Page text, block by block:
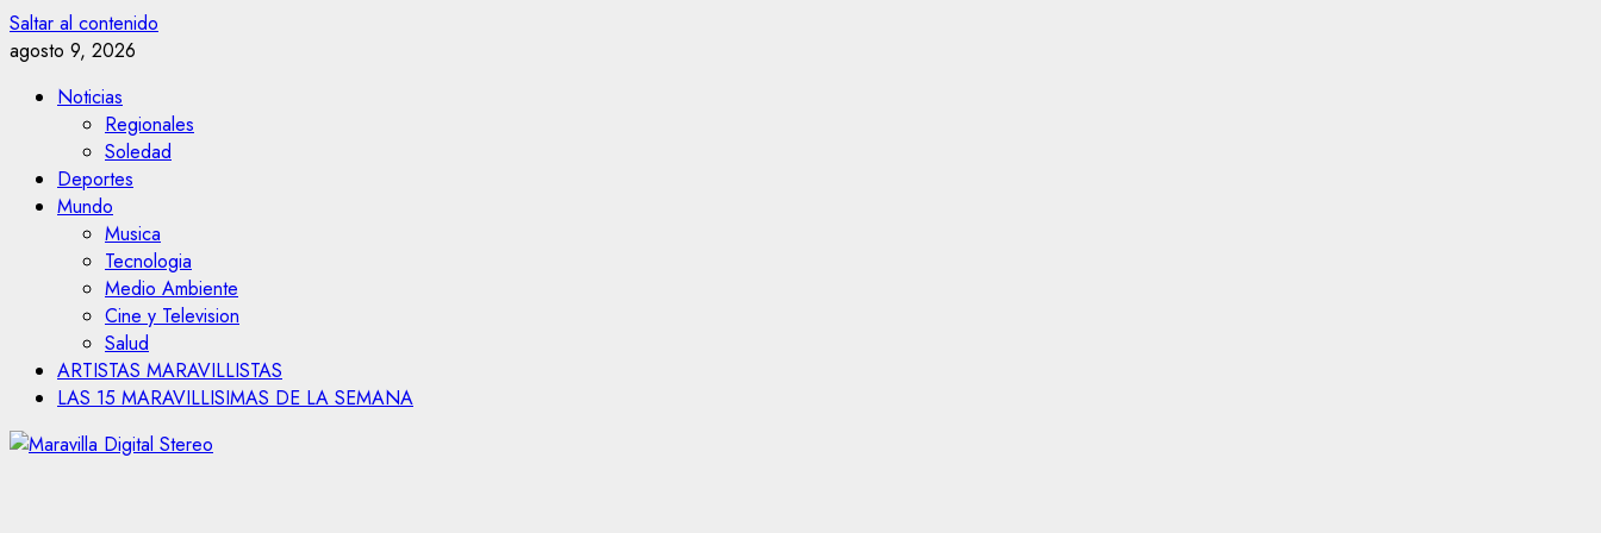
Saltar al contenido
agosto 9, 2026
Noticias
Regionales
Soledad
Deportes
Mundo
Musica
Tecnologia
Medio Ambiente
Cine y Television
Salud
ARTISTAS MARAVILLISTAS
LAS 15 MARAVILLISIMAS DE LA SEMANA